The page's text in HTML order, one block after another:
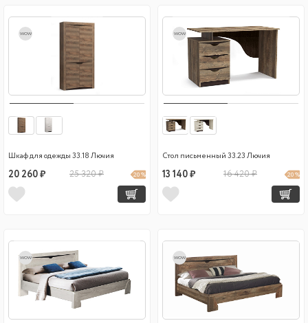
wow
Шкаф для одежды 33.18 Лючия
20 260 ₽ 25 320 ₽ 20 %
wow
Стол письменный 33.23 Лючия
13 140 ₽ 16 420 ₽ 20 %
wow wow